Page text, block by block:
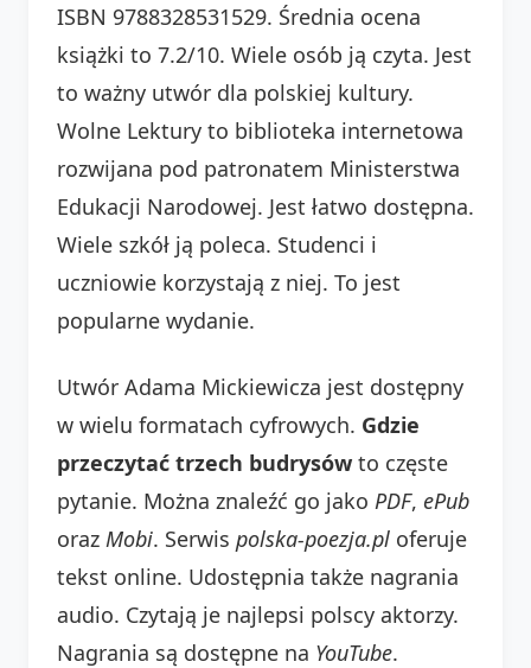
ISBN 9788328531529. Średnia ocena
książki to 7.2/10. Wiele osób ją czyta. Jest
to ważny utwór dla polskiej kultury.
Wolne Lektury to biblioteka internetowa
rozwijana pod patronatem Ministerstwa
Edukacji Narodowej. Jest łatwo dostępna.
Wiele szkół ją poleca. Studenci i
uczniowie korzystają z niej. To jest
popularne wydanie.
Utwór Adama Mickiewicza jest dostępny
w wielu formatach cyfrowych. Gdzie
przeczytać trzech budrysów to częste
pytanie. Można znaleźć go jako PDF, ePub
oraz Mobi. Serwis polska-poezja.pl oferuje
tekst online. Udostępnia także nagrania
audio. Czytają je najlepsi polscy aktorzy.
Nagrania są dostępne na YouTube.